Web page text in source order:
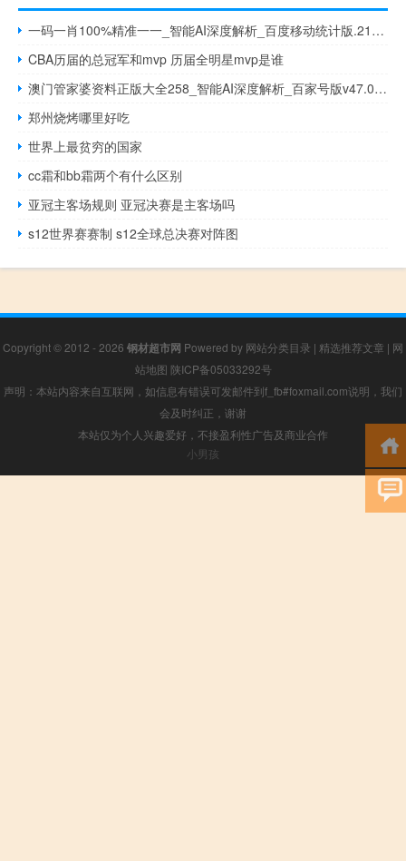
一码一肖100%精准一一_智能AI深度解析_百度移动统计版.213.1.589
CBA历届的总冠军和mvp 历届全明星mvp是谁
澳门管家婆资料正版大全258_智能AI深度解析_百家号版v47.08.771
郑州烧烤哪里好吃
世界上最贫穷的国家
cc霜和bb霜两个有什么区别
亚冠主客场规则 亚冠决赛是主客场吗
s12世界赛赛制 s12全球总决赛对阵图
Copyright © 2012 - 2026 钢材超市网 Powered by 网站分类目录 | 精选推荐文章 | 网
站地图 陕ICP备05033292号
声明：本站内容来自互联网，如信息有错误可发邮件到f_fb#foxmail.com说明，我们
会及时纠正，谢谢
本站仅为个人兴趣爱好，不接盈利性广告及商业合作
小男孩